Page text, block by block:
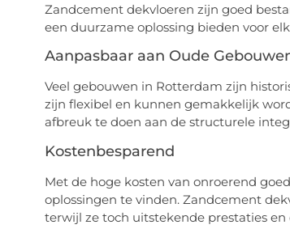
Zandcement dekvloeren zijn goed
een duurzame oplossing bieden voor
Aanpasbaar aan Oude
Veel gebouwen in Rotterdam zijn
zijn flexibel en kunnen gemakkelijk
afbreuk te doen aan de structurele
Kostenbesparend
Met de hoge kosten van onroerend
oplossingen te vinden. Zandcement
terwijl ze toch uitstekende prestaties